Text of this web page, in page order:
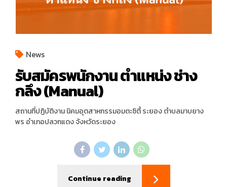
News
รับสมัครพนักงาน ตำแหน่ง ช่าง
กลึง (Manual)
สถานที่ปฏิบัติงาน นิคมอุตสาหกรรมอมตะซิตี้ ระยอง ตำบลมาบยาง
พร อำเภอปลวกแดง จังหวัดระยอง
Continue reading